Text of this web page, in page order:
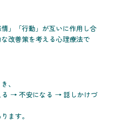
」「行動」が互いに作用し合
改善策を考える心理療法で
、
る → 不安になる → 話しかけづ
ます。